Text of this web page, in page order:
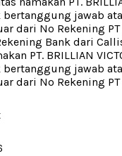
jawab
dari No Rekening PT
Bank dari
PT. BRILLIAN
jawab
dari No Rekening PT